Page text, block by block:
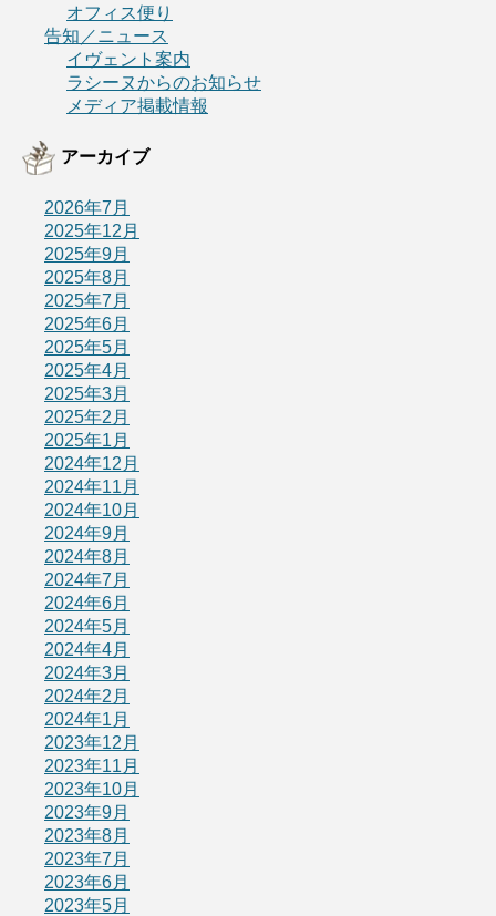
オフィス便り
告知／ニュース
イヴェント案内
ラシーヌからのお知らせ
メディア掲載情報
アーカイブ
2026年7月
2025年12月
2025年9月
2025年8月
2025年7月
2025年6月
2025年5月
2025年4月
2025年3月
2025年2月
2025年1月
2024年12月
2024年11月
2024年10月
2024年9月
2024年8月
2024年7月
2024年6月
2024年5月
2024年4月
2024年3月
2024年2月
2024年1月
2023年12月
2023年11月
2023年10月
2023年9月
2023年8月
2023年7月
2023年6月
2023年5月